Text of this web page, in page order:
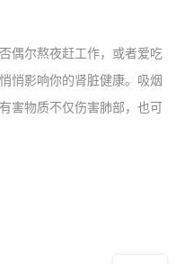
偶尔熬夜赶工作，或者爱吃
悄影响你的肾脏健康。吸烟
害物质不仅伤害肺部，也可